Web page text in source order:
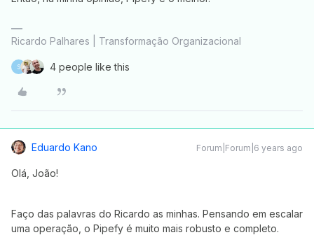
Ricardo Palhares | Transformação Organizacional
S 4 people like this
Eduardo Kano Forum|Forum|6 years ago
Olá, João!
Faço das palavras do Ricardo as minhas. Pensando em escalar
uma operação, o Pipefy é muito mais robusto e completo.